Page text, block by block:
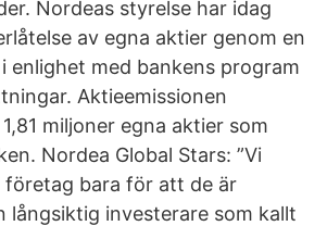
Nordeas styrelse har idag
av egna aktier genom en
enlighet med bankens program
Aktieemissionen
miljoner egna aktier som
Nordea Global Stars: ”Vi
företag bara för att de är
långsiktig investerare som kallt